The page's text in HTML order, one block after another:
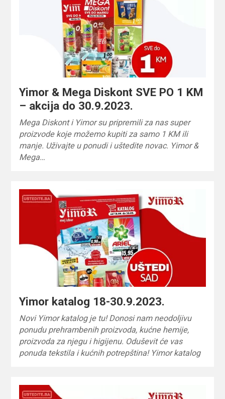
Yimor & Mega Diskont SVE PO 1 KM
– akcija do 30.9.2023.
Mega Diskont i Yimor su pripremili za nas super
proizvode koje možemo kupiti za samo 1 KM ili
manje. Uživajte u ponudi i uštedite novac. Yimor &
Mega…
Yimor katalog 18-30.9.2023.
Novi Yimor katalog je tu! Donosi nam neodoljivu
ponudu prehrambenih proizvoda, kućne hemije,
proizvoda za njegu i higijenu. Oduševit će vas
ponuda tekstila i kućnih potrepština! Yimor katalog